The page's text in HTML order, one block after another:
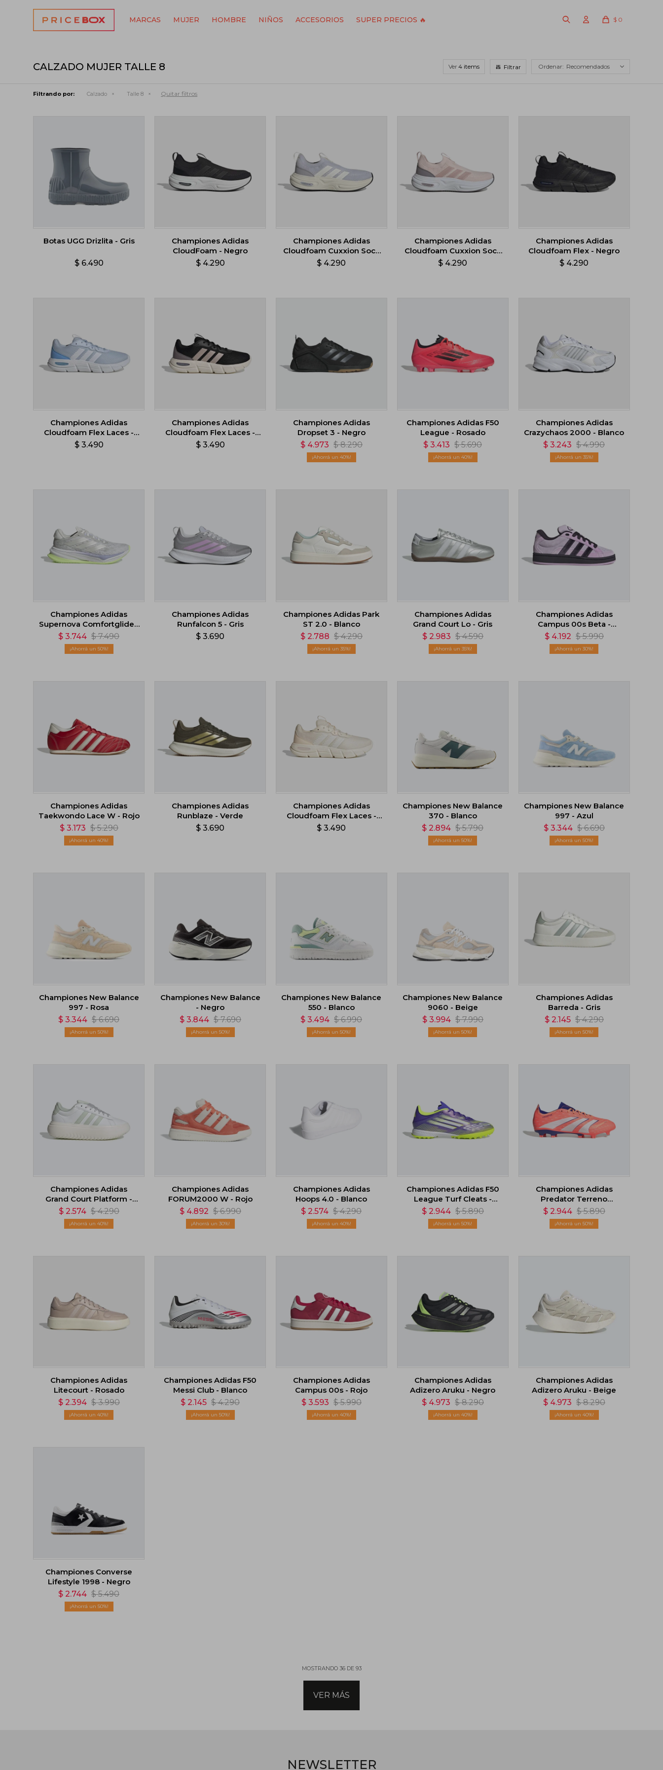
MARCAS MUJER HOMBRE NIÑOS ACCESORIOS SUPER PRECIOS 🔥 $ 0
CALZADO MUJER TALLE 8 Ver Recomendados
Filtrando por: Calzado Talle 8 Quitar filtros
Botas UGG Drizlita - Gris
$ 6.490
Championes Adidas
CloudFoam - Negro
$ 4.290
Championes Adidas
Cloudfoam Cuxxion Sock
- Gris
$ 4.290
Championes Adidas
Cloudfoam Cuxxion Sock
- Rosado
$ 4.290
Championes Adidas
Cloudfoam Flex - Negro
$ 4.290
Championes Adidas
Cloudfoam Flex Laces -
Celeste
$ 3.490
Championes Adidas
Cloudfoam Flex Laces -
Negro
$ 3.490
Championes Adidas
Dropset 3 - Negro
$ 4.973 $ 8.290
40
Championes Adidas F50
League - Rosado
$ 3.413 $ 5.690
40
Championes Adidas
Crazychaos 2000 - Blanco
$ 3.243 $ 4.990
35
Championes Adidas
Supernova Comfortglide -
Gris
$ 3.744 $ 7.490
50
Championes Adidas
Runfalcon 5 - Gris
$ 3.690
Championes Adidas Park
ST 2.0 - Blanco
$ 2.788 $ 4.290
35
Championes Adidas
Grand Court Lo - Gris
$ 2.983 $ 4.590
35
Championes Adidas
Campus 00s Beta -
Violeta
$ 4.192 $ 5.990
30
Championes Adidas
Taekwondo Lace W - Rojo
$ 3.173 $ 5.290
40
Championes Adidas
Runblaze - Verde
$ 3.690
Championes Adidas
Cloudfoam Flex Laces -
Beige
$ 3.490
Championes New Balance
370 - Blanco
$ 2.894 $ 5.790
50
Championes New Balance
997 - Azul
$ 3.344 $ 6.690
50
Championes New Balance
997 - Rosa
$ 3.344 $ 6.690
50
Championes New Balance
- Negro
$ 3.844 $ 7.690
50
Championes New Balance
550 - Blanco
$ 3.494 $ 6.990
50
Championes New Balance
9060 - Beige
$ 3.994 $ 7.990
50
Championes Adidas
Barreda - Gris
$ 2.145 $ 4.290
50
Championes Adidas
Grand Court Platform -
Blanco
$ 2.574 $ 4.290
40
Championes Adidas
FORUM2000 W - Rojo
$ 4.892 $ 6.990
30
Championes Adidas
Hoops 4.0 - Blanco
$ 2.574 $ 4.290
40
Championes Adidas F50
League Turf Cleats -
Violeta
$ 2.944 $ 5.890
50
Championes Adidas
Predator Terreno
Firme/Multiterreno -
Naranja
$ 2.944 $ 5.890
50
Championes Adidas
Litecourt - Rosado
$ 2.394 $ 3.990
40
Championes Adidas F50
Messi Club - Blanco
$ 2.145 $ 4.290
50
Championes Adidas
Campus 00s - Rojo
$ 3.593 $ 5.990
40
Championes Adidas
Adizero Aruku - Negro
$ 4.973 $ 8.290
40
Championes Adidas
Adizero Aruku - Beige
$ 4.973 $ 8.290
40
Championes Converse
Lifestyle 1998 - Negro
$ 2.744 $ 5.490
50
MOSTRANDO 36DE 93
VER MÁS
NEWSLETTER